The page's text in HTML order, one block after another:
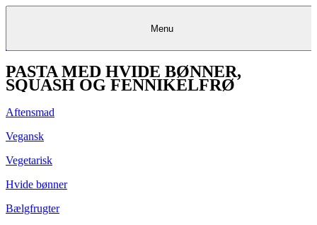
KantineKantine Kantine
FrokostordningFrokostordningFrokostordning
CateringCatering & &EventsEventsCatering & Events
Madkurser
& Teambuilding
Opskrifter
RestauranterRestauranter&& BagerierBagerier
Bagerier
FoodserviceFoodserviceFoodservice
Detail
Projekter
rådgivning
Eventkalender
KøbKøbgavekortgavekortKøb gavekort
KundeserviceKundeserviceKundeservice
Menu
PASTA MED HVIDE BØNNER,
SQUASH OG FENNIKELFRØ
Aftensmad
Vegansk
Vegetarisk
Hvide bønner
Bælgfrugter